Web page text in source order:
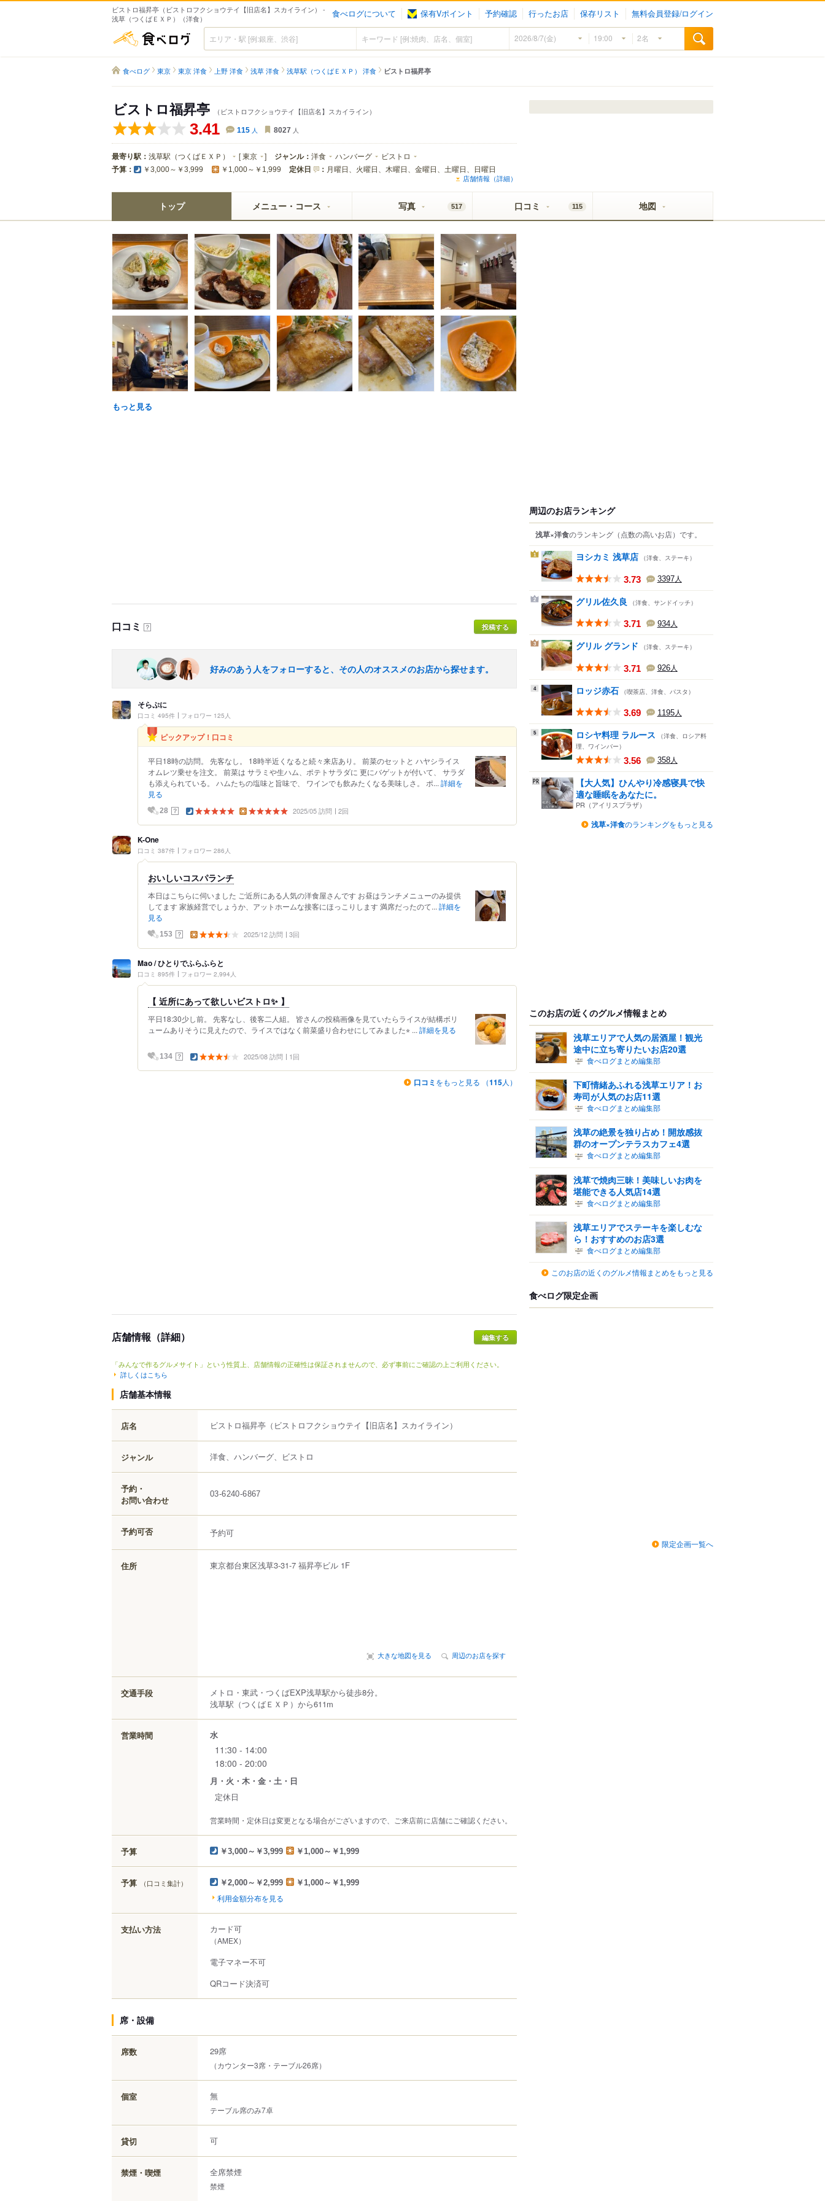
ビストロ福昇亭（ビストロフクショウテイ【旧店名】スカイライン） -
浅草（つくばＥＸＰ）（洋食）
食べログについて 保有Vポイント 予約確認 行ったお店 保存リスト 無料会員登録/ログイン
食べログ
食べログ 東京 東京 洋食 上野 洋食 浅草 洋食 浅草駅（つくばＥＸＰ） 洋食 ビストロ福昇亭
ビストロ福昇亭 （ビストロフクショウテイ【旧店名】スカイライン）
3.41 115 人 8027 人
最寄り駅： 浅草駅（つくばＥＸＰ） [東京 ] ジャンル： 洋食 ハンバーグ ビストロ
予算： ￥3,000～￥3,999 ￥1,000～￥1,999 定休日 ： 月曜日、火曜日、木曜日、金曜日、土曜日、日曜日
店舗情報（詳細）
トップ メニュー・コース 写真 517 口コミ 115 地図
もっと見る
口コミ ？ 投稿する
好みのあう人をフォローすると、その人のオススメのお店から探せます。
そらぷに
口コミ 495件 フォロワー 125人
ピックアップ！口コミ
平日18時の訪問。 先客なし。 18時半近くなると続々来店あり。 前菜のセットと ハヤシライス
オムレツ乗せを注文。 前菜は サラミや生ハム、ポテトサラダに 更にバゲットが付いて、 サラダ
も添えられている。 ハムたちの塩味と旨味で、 ワインでも飲みたくなる美味しさ。 ポ... 詳細を
見る
28 ？ 2025/05 訪問 2回
K-One
口コミ 387件 フォロワー 286人
おいしいコスパランチ
本日はこちらに伺いました ご近所にある人気の洋食屋さんです お昼はランチメニューのみ提供
してます 家族経営でしょうか、アットホームな接客にほっこりします 満席だったのて... 詳細を
見る
153 ？ 2025/12 訪問 3回
Mao / ひとりでふらふらと
口コミ 895件 フォロワー 2,994人
【 近所にあって欲しいビストロ✨ 】
平日18:30少し前。 先客なし、後客二人組。 皆さんの投稿画像を見ていたらライスが結構ボリ
ュームありそうに見えたので、ライスではなく前菜盛り合わせにしてみました⭐︎ ... 詳細を見る
134 ？ 2025/08 訪問 1回
口コミ をもっと見る （115人）
店舗情報（詳細）
「みんなで作るグルメサイト」という性質上、店舗情報の正確性は保証されませんので、必ず事前にご確認の上ご利用ください。
詳しくはこちら
店舗基本情報
店名 ビストロ福昇亭 （ビストロフクショウテイ【旧店名】スカイライン）
ジャンル 洋食、ハンバーグ、ビストロ
予約・
お問い合わせ
03-6240-6867
予約可否 予約可
住所 東京都台東区浅草3-31-7 福昇亭ビル 1F
大きな地図を見る 周辺のお店を探す
交通手段
メトロ・東武・つくばEXP浅草駅から徒歩8分。
浅草駅（つくばＥＸＰ）から611m
営業時間 水
11:30 - 14:00
18:00 - 20:00
月・火・木・金・土・日
定休日
営業時間・定休日は変更となる場合がございますので、ご来店前に店舗にご確認ください。
予算 ￥3,000～￥3,999 ￥1,000～￥1,999
予算 （口コミ集計） ￥2,000～￥2,999 ￥1,000～￥1,999
利用金額分布を見る
支払い方法 カード可
（AMEX）
電子マネー不可
QRコード決済可
席・設備
席数 29席
（カウンター3席・テーブル26席）
個室 無
テーブル席のみ7卓
貸切 可
禁煙・喫煙 全席禁煙
禁煙
周辺のお店ランキング
浅草×洋食のランキング （点数の高いお店） です。
1 ヨシカミ 浅草店 （洋食、ステーキ）
3.73 3397人
2 グリル佐久良 （洋食、サンドイッチ）
3.71 934人
3 グリル グランド （洋食、ステーキ）
3.71 926人
4 ロッジ赤石 （喫茶店、洋食、パスタ）
3.69 1195人
5 ロシヤ料理 ラルース
（洋食、ロシア料
理、ワインバー）
3.56 358人
【大人気】ひんやり冷感寝具で快
適な睡眠をあなたに。
PR（アイリスプラザ）
浅草×洋食のランキングをもっと見る
このお店の近くのグルメ情報まとめ
浅草エリアで人気の居酒屋！観光
途中に立ち寄りたいお店20選
食べログまとめ編集部
下町情緒あふれる浅草エリア！お
寿司が人気のお店11選
食べログまとめ編集部
浅草の絶景を独り占め！開放感抜
群のオープンテラスカフェ4選
食べログまとめ編集部
浅草で焼肉三昧！美味しいお肉を
堪能できる人気店14選
食べログまとめ編集部
浅草エリアでステーキを楽しむな
ら！おすすめのお店3選
食べログまとめ編集部
このお店の近くのグルメ情報まとめをもっと見る
食べログ限定企画
限定企画一覧へ